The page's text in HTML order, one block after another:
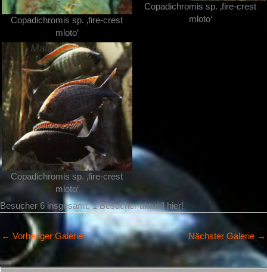
Copadichromis sp. ‚fire-crest
mloto‘
Copadichromis sp. ‚fire-crest
mloto‘
Copadichromis sp. ‚fire-crest
mloto‘
Besucher 6 insgesamt, 1 Besucher aktuell hier!
← Vorheriger Galerie Nächster Galerie →